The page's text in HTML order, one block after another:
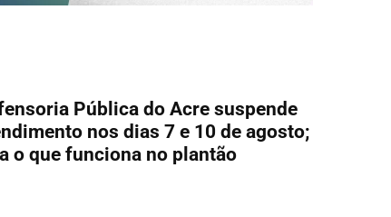
Pública do Acre suspende
nos dias 7 e 10 de agosto;
o que funciona no plantão